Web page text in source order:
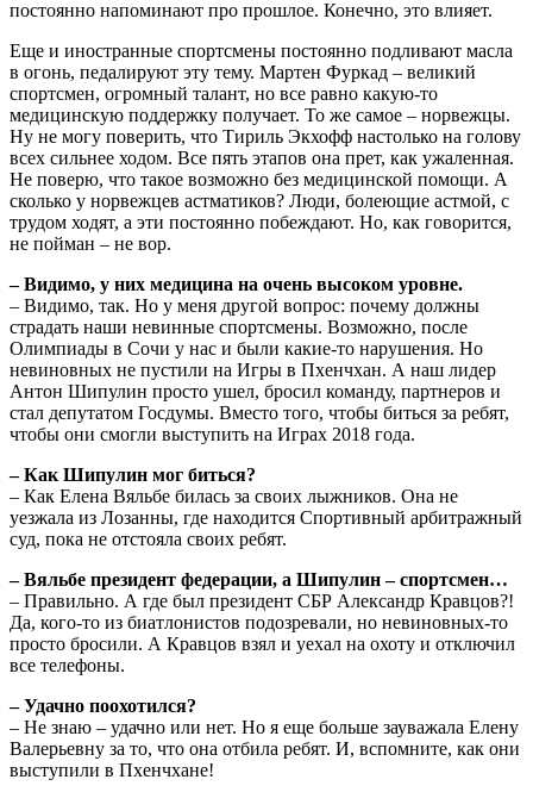
постоянно напоминают про прошлое. Конечно, это влияет.
Еще и иностранные спортсмены постоянно подливают масла
в огонь, педалируют эту тему. Мартен Фуркад – великий
спортсмен, огромный талант, но все равно какую-то
медицинскую поддержку получает. То же самое – норвежцы.
Ну не могу поверить, что Тириль Экхофф настолько на голову
всех сильнее ходом. Все пять этапов она прет, как ужаленная.
Не поверю, что такое возможно без медицинской помощи. А
сколько у норвежцев астматиков? Люди, болеющие астмой, с
трудом ходят, а эти постоянно побеждают. Но, как говорится,
не пойман – не вор.
– Видимо, у них медицина на очень высоком уровне.
– Видимо, так. Но у меня другой вопрос: почему должны
страдать наши невинные спортсмены. Возможно, после
Олимпиады в Сочи у нас и были какие-то нарушения. Но
невиновных не пустили на Игры в Пхенчхан. А наш лидер
Антон Шипулин просто ушел, бросил команду, партнеров и
стал депутатом Госдумы. Вместо того, чтобы биться за ребят,
чтобы они смогли выступить на Играх 2018 года.
– Как Шипулин мог биться?
– Как Елена Вяльбе билась за своих лыжников. Она не
уезжала из Лозанны, где находится Спортивный арбитражный
суд, пока не отстояла своих ребят.
– Вяльбе президент федерации, а Шипулин – спортсмен…
– Правильно. А где был президент СБР Александр Кравцов?!
Да, кого-то из биатлонистов подозревали, но невиновных-то
просто бросили. А Кравцов взял и уехал на охоту и отключил
все телефоны.
– Удачно поохотился?
– Не знаю – удачно или нет. Но я еще больше зауважала Елену
Валерьевну за то, что она отбила ребят. И, вспомните, как они
выступили в Пхенчхане!